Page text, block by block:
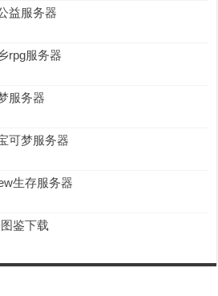
益服务器
rpg服务器
服务器
可梦服务器
生存服务器
鉴下载